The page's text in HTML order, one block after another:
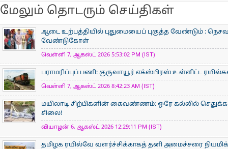
மேலும் தொடரும் செய்திகள்
ஆடை உற்பத்தியில் புதுமையைப் புகுத்த வேண்டும் :
வேண்டுகோள்
வெள்ளி 7, ஆகஸ்ட் 2026 5:53:02 PM (IST)
பராமரிப்புப் பணி: குருவாயூர் எக்ஸ்பிரஸ் உள்ளிட்ட
வெள்ளி 7, ஆகஸ்ட் 2026 8:42:23 AM (IST)
மயிலாடி சிற்பிகளின் கைவண்ணம்: ஒரே கல்லில்
சிலை!
வியாழன் 6, ஆகஸ்ட் 2026 12:29:11 PM (IST)
தமிழக ரயில்வே வளர்ச்சிக்காகத் தனி அமைச்சரை